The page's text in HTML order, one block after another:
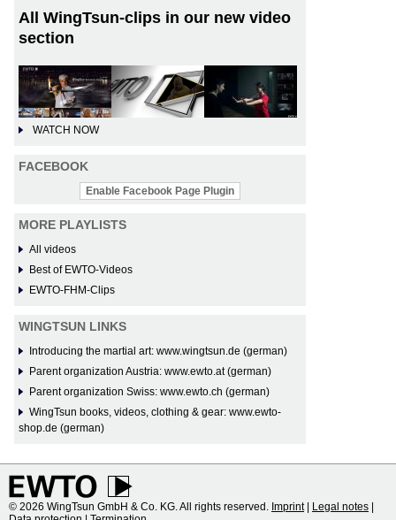
All WingTsun-clips in our new video
section
WATCH NOW
FACEBOOK
Enable Facebook Page Plugin
MORE PLAYLISTS
All videos
Best of EWTO-Videos
EWTO-FHM-Clips
WINGTSUN LINKS
Introducing the martial art: www.wingtsun.de (german)
Parent organization Austria: www.ewto.at (german)
Parent organization Swiss: www.ewto.ch (german)
WingTsun books, videos, clothing & gear: www.ewto-
shop.de (german)
© 2026 WingTsun GmbH & Co. KG. All rights reserved. Imprint| Legal notes |